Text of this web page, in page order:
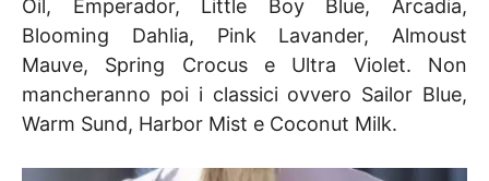
Oil, Emperador, Little Boy Blue, Arcadia,
Blooming Dahlia, Pink Lavander, Almoust
Mauve, Spring Crocus e Ultra Violet. Non
mancheranno poi i classici ovvero Sailor Blue,
Warm Sund, Harbor Mist e Coconut Milk.